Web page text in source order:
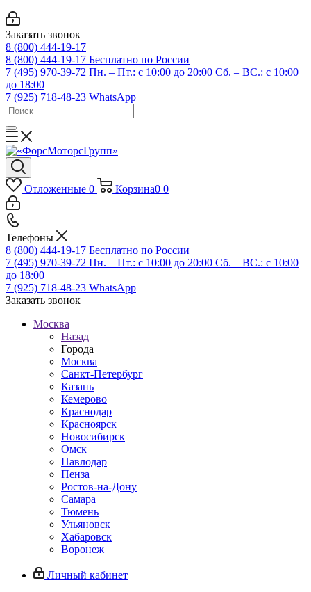
Заказать звонок
8 (800) 444-19-17
8 (800) 444-19-17 Бесплатно по России
7 (495) 970-39-72 Пн. – Пт.: с 10:00 до 20:00 Сб. – ВС.: c 10:00
до 18:00
7 (925) 718-48-23 WhatsApp
Отложенные 0 Корзина0 0
Телефоны
8 (800) 444-19-17 Бесплатно по России
7 (495) 970-39-72 Пн. – Пт.: с 10:00 до 20:00 Сб. – ВС.: c 10:00
до 18:00
7 (925) 718-48-23 WhatsApp
Заказать звонок
Москва
Назад
Города
Москва
Санкт-Петербург
Казань
Кемерово
Краснодар
Красноярск
Новосибирск
Омск
Павлодар
Пенза
Ростов-на-Дону
Самара
Тюмень
Ульяновск
Хабаровск
Воронеж
Личный кабинет